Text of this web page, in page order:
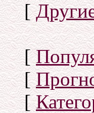
[
[
[
[